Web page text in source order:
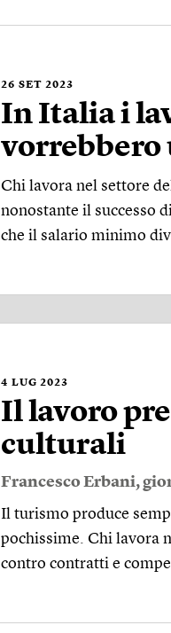
26 SET 2023
In Italia i
vorrebbero
Chi lavora nel settore
nonostante il successo
che il salario minimo
4 LUG 2023
Il lavoro
culturali
Francesco Erbani,
Il turismo produce
pochissime. Chi lavora
contro contratti e